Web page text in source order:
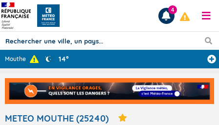
Prévisions
TOUS LES RÉSULTATS
4
Mouthe 14°
METEO MOUTHE (25240)